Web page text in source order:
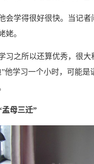
学得很好很快。当记者
。
之所以还算优秀，很大
他学习一个小时，可能
母三迁”